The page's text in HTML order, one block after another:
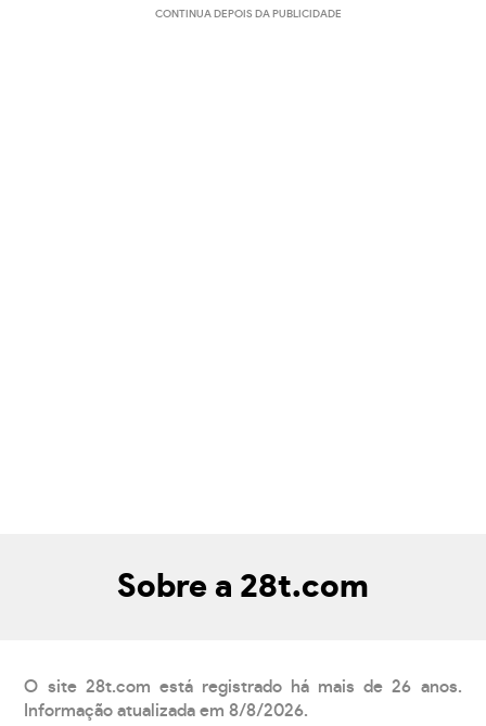
CONTINUA DEPOIS DA PUBLICIDADE
Sobre a 28t.com
O site 28t.com está registrado há mais de 26 anos.
Informação atualizada em 8/8/2026.